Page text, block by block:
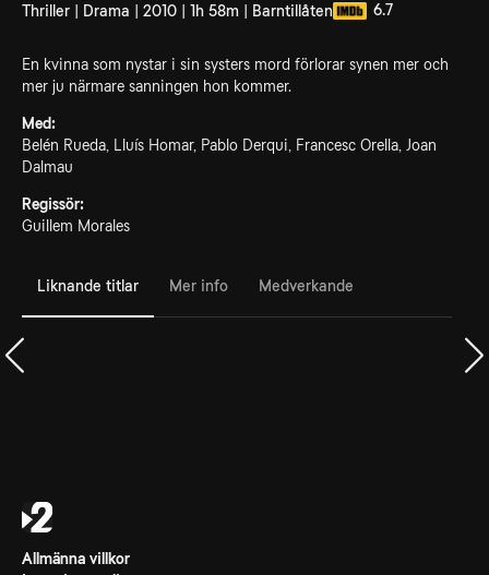
Thriller | Drama | 2010 | 1h 58m | Barntillåten 6.7
En kvinna som nystar i sin systers mord förlorar synen mer och
mer ju närmare sanningen hon kommer.
Med:
Belén Rueda, Lluís Homar, Pablo Derqui, Francesc Orella, Joan
Dalmau
Regissör:
Guillem Morales
Liknande titlar Mer info Medverkande
Allmänna villkor